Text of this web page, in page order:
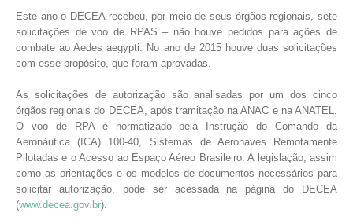
Este ano o DECEA recebeu, por meio de seus órgãos regionais, sete
solicitações de voo de RPAS – não houve pedidos para ações de
combate ao Aedes aegypti. No ano de 2015 houve duas solicitações
com esse propósito, que foram aprovadas.
As solicitações de autorização são analisadas por um dos cinco
órgãos regionais do DECEA, após tramitação na ANAC e na ANATEL.
O voo de RPA é normatizado pela Instrução do Comando da
Aeronáutica (ICA) 100-40, Sistemas de Aeronaves Remotamente
Pilotadas e o Acesso ao Espaço Aéreo Brasileiro. A legislação, assim
como as orientações e os modelos de documentos necessários para
solicitar autorização, pode ser acessada na página do DECEA
(www.decea.gov.br).